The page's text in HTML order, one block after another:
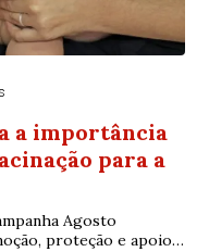
a importância
para a
Agosto
proteção e apoio